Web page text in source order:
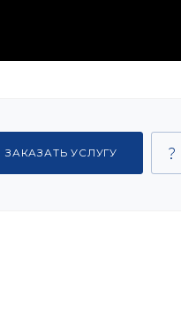
ЗАКАЗАТЬ УСЛУГУ